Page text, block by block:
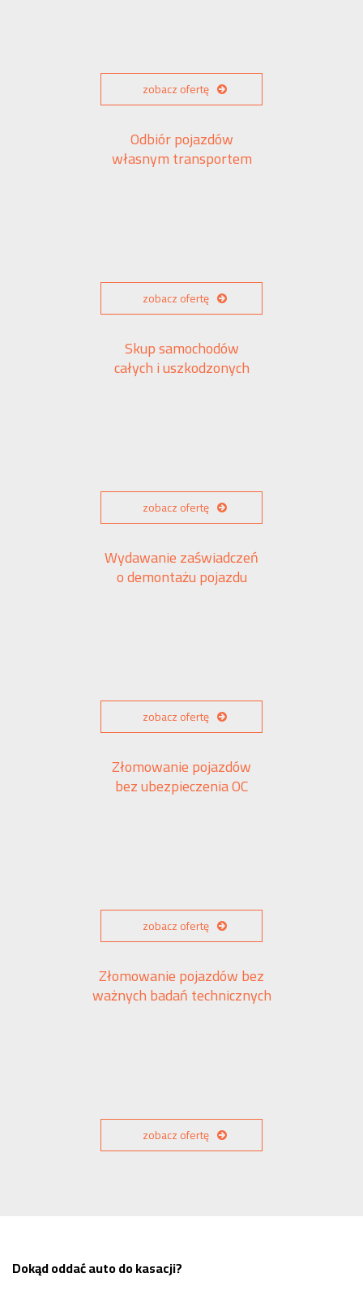
zobacz ofertę
Odbiór pojazdów
własnym transportem
zobacz ofertę
Skup samochodów
całych i uszkodzonych
zobacz ofertę
Wydawanie zaświadczeń
o demontażu pojazdu
zobacz ofertę
Złomowanie pojazdów
bez ubezpieczenia OC
zobacz ofertę
Złomowanie pojazdów bez
ważnych badań technicznych
zobacz ofertę
Dokąd oddać auto do kasacji?